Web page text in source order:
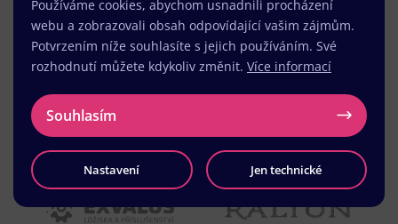
Používáme cookies, abychom usnadnili procházení
webu a zobrazovali obsah odpovídající vašim zájmům.
Potvrzením níže souhlasíte s jejich používáním. Své
rozhodnutí můžete kdykoliv změnit. Více informací
Souhlasím
Nastavení Jen technické